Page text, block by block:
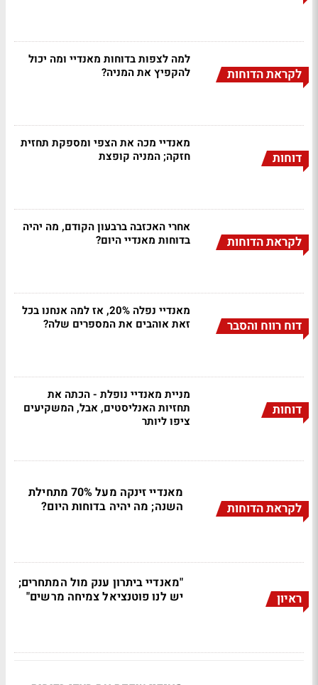
לקראת הדוחות
למה לצפות בדוחות מאנדיי ומה יכול
להקפיץ את המניה?
דוחות
מאנדיי מכה את הצפי ומספקת תחזית
חזקה; המניה קופצת
לקראת הדוחות
אחרי האכזבה ברבעון הקודם, מה יהיה
בדוחות מאנדיי היום?
דוח רווח והסבר
מאנדיי נפלה 20%, אז למה אנחנו בכל
זאת אוהבים את המספרים שלה?
דוחות
מניית מאנדיי נופלת - הכתה את
תחזיות האנליסטים, אבל, המשקיעים
ציפו ליותר
לקראת הדוחות
מאנדיי זינקה מעל 70% מתחילת
השנה; מה יהיה בדוחות היום?
ראיון
"מאנדיי ביתרון ענק מול המתחרים;
יש לנו פוטנציאל צמיחה מרשים"